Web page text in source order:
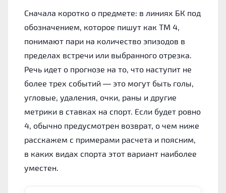
Сначала коротко о предмете: в линиях БК под
обозначением, которое пишут как ТМ 4,
понимают пари на количество эпизодов в
пределах встречи или выбранного отрезка.
Речь идет о прогнозе на то, что наступит не
более трех событий — это могут быть голы,
угловые, удаления, очки, раны и другие
метрики в ставках на спорт. Если будет ровно
4, обычно предусмотрен возврат, о чем ниже
расскажем с примерами расчета и поясним,
в каких видах спорта этот вариант наиболее
уместен.